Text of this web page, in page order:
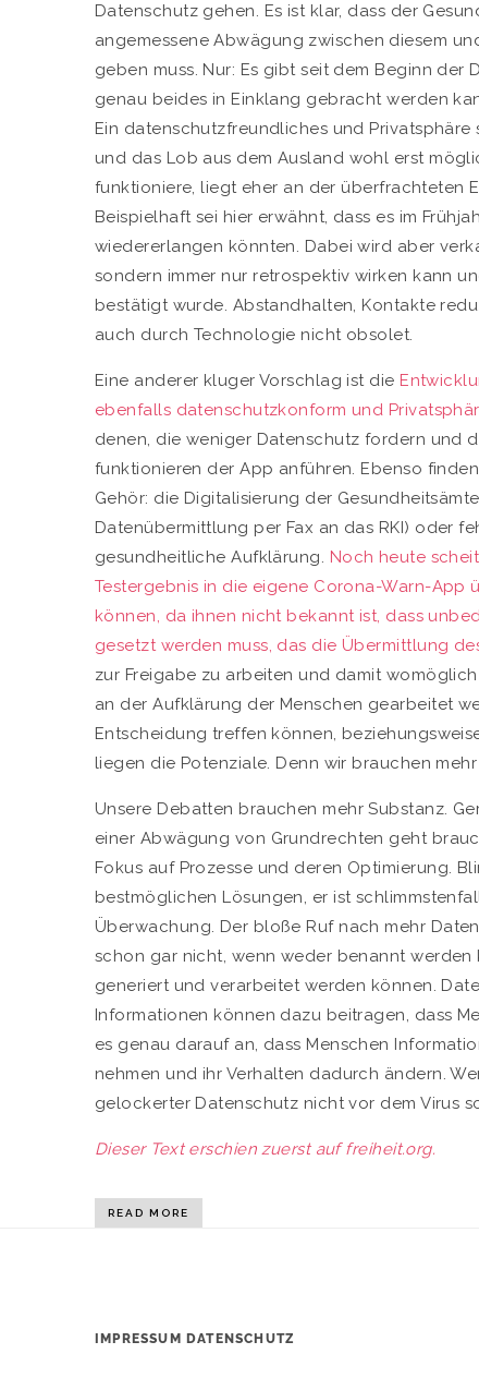
Datenschutz gehen. Es ist klar, dass der
angemessene Abwägung zwischen diesem
geben muss. Nur: Es gibt seit dem Beginn
genau beides in Einklang gebracht werden
Ein datenschutzfreundliches und
und das Lob aus dem Ausland wohl erst
funktioniere, liegt eher an der überfrachteten
Beispielhaft sei hier erwähnt, dass es im
wiedererlangen könnten. Dabei wird aber
sondern immer nur retrospektiv wirken kann
bestätigt wurde. Abstandhalten, Kontakte
auch durch Technologie nicht obsolet.
Eine anderer kluger Vorschlag ist die
ebenfalls datenschutzkonform und
denen, die weniger Datenschutz fordern und
funktionieren der App anführen. Ebenso
Gehör: die Digitalisierung der
Datenübermittlung per Fax an das RKI) oder
gesundheitliche Aufklärung. Noch heute
Testergebnis in die eigene Corona-Warn-App
können, da ihnen nicht bekannt ist, dass
gesetzt werden muss, das die Übermittlung
zur Freigabe zu arbeiten und damit
an der Aufklärung der Menschen gearbeitet
Entscheidung treffen können,
liegen die Potenziale. Denn wir brauchen
Unsere Debatten brauchen mehr Substanz.
einer Abwägung von Grundrechten geht
Fokus auf Prozesse und deren Optimierung.
bestmöglichen Lösungen, er ist
Überwachung. Der bloße Ruf nach mehr
schon gar nicht, wenn weder benannt
generiert und verarbeitet werden können.
Informationen können dazu beitragen, dass
es genau darauf an, dass Menschen
nehmen und ihr Verhalten dadurch ändern.
gelockerter Datenschutz nicht vor dem Virus
Dieser Text erschien zuerst auf freiheit.org.
READ MORE
IMPRESSUM DATENSCHUTZ